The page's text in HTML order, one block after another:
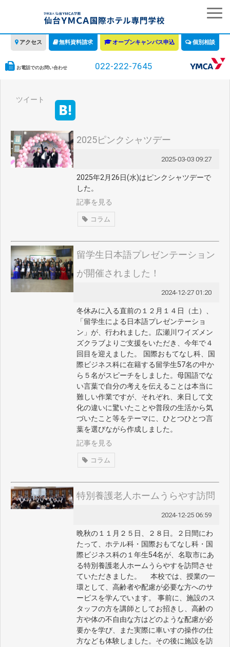
アクセス 無料資料請求 オープンキャンパス申込 個別相談
お電話でのお問い合わせ 022-222-7645
みなさまへ
募集要項・学費・入学ガイド
ツイート
2025ピンクシャツデー
2025-03-03 09:27
2025年2月26日(水)はピンクシャツデーで
した。
記事を見る
コラム
留学生日本語プレゼンテーション
が開催されました！
2024-12-27 01:20
冬休みに入る直前の１２月１４日（土）、
「留学生による日本語プレゼンテーショ
ン」が、行われました。広瀬川ワイズメン
ズクラブよりご支援をいただき、今年で４
回目を迎えました。 国際おもてなし科、国
際ビジネス科に在籍する留学生57名の中か
ら５名がスピーチをしました。母国語でな
い言葉で自分の考えを伝えることは本当に
難しい作業ですが、それぞれ、来日して文
化の違いに驚いたことや普段の生活から気
づいたこと等をテーマに、ひとつひとつ言
葉を選びながら作成しました。
記事を見る
コラム
特別養護老人ホームうらやす訪問
2024-12-25 06:59
晩秋の１１月２５日、２８日。２日間にわ
たって、ホテル科・国際おもてなし科・国
際ビジネス科の１年生54名が、名取市にあ
る特別養護老人ホームうらやすを訪問させ
ていただきました。 本校では、授業の一
環として、高齢者や配慮が必要な方へのサ
ービスを学んでいます。 事前に、施設のス
タッフの方を講師としてお招きし、高齢の
方や体の不自由な方はどのような配慮が必
要かを学び、また実際に車いすの操作の仕
方なども体験しました。その後に施設を訪